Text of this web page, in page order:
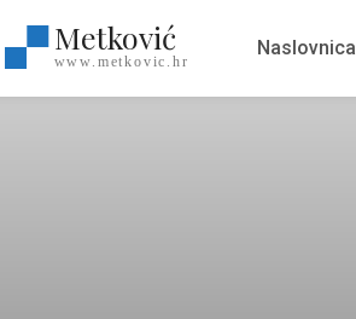
Metković
www.metkovic.hr
Naslovnica